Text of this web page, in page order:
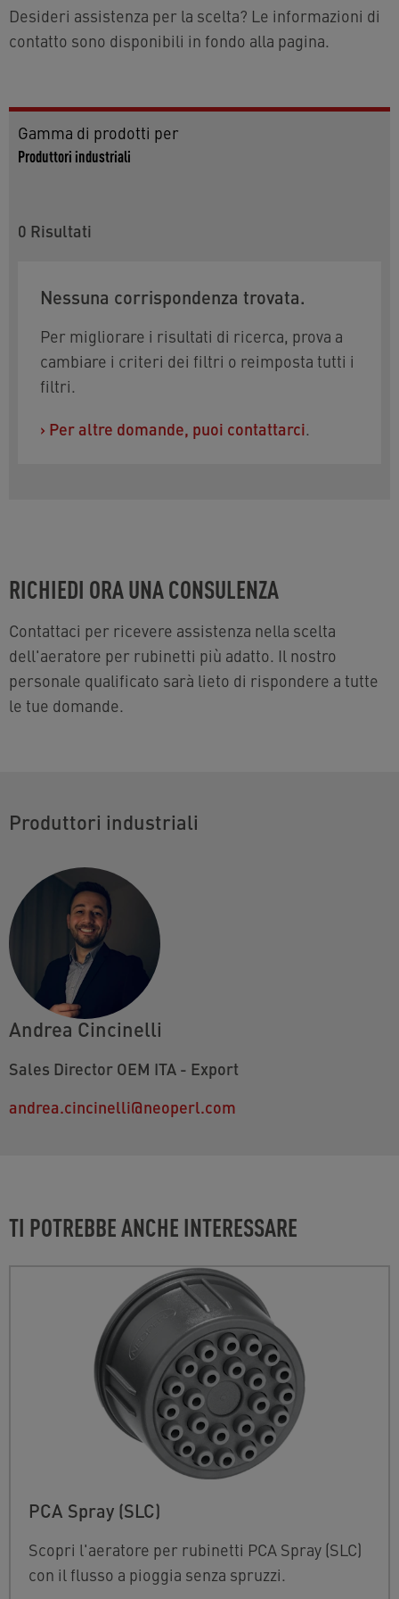
Desideri assistenza per la scelta? Le informazioni di
contatto sono disponibili in fondo alla pagina.
Gamma di prodotti per
Produttori industriali
0 Risultati
Nessuna corrispondenza trovata.
Per migliorare i risultati di ricerca, prova a
cambiare i criteri dei filtri o reimposta tutti i
filtri.
› Per altre domande, puoi contattarci.
RICHIEDI ORA UNA CONSULENZA
Contattaci per ricevere assistenza nella scelta
dell'aeratore per rubinetti più adatto. Il nostro
personale qualificato sarà lieto di rispondere a tutte
le tue domande.
Produttori industriali
Andrea Cincinelli
Sales Director OEM ITA - Export
andrea.cincinelli@neoperl.com
TI POTREBBE ANCHE INTERESSARE
PCA Spray (SLC)
Scopri l'aeratore per rubinetti PCA Spray (SLC)
con il flusso a pioggia senza spruzzi.